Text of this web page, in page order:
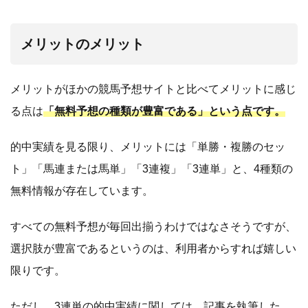
メリットのメリット
メリットがほかの競馬予想サイトと比べてメリットに感じ
る点は「無料予想の種類が豊富である」という点です。
的中実績を見る限り、メリットには「単勝・複勝のセッ
ト」「馬連または馬単」「3連複」「3連単」と、4種類の
無料情報が存在しています。
すべての無料予想が毎回出揃うわけではなさそうですが、
選択肢が豊富であるというのは、利用者からすれば嬉しい
限りです。